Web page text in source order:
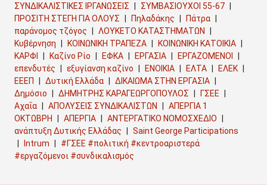
ΣΥΝΔΙΚΑΛΙΣΤΙΚΕΣ ΙΡΓΑΝΩΣΕΙΣ
ΣΥΜΒΑΣΙΟΥΧΟΙ 55-67
ΠΡΟΣΙΤΗ ΣΤΕΓΗ ΓΙΑ ΟΛΟΥΣ
Πηλαδάκης
Πάτρα
παράνομος τζόγος
ΛΟΥΚΕΤΟ ΚΑΤΑΣΤΗΜΑΤΩΝ
Κυβέρνηση
ΚΟΙΝΩΝΙΚΗ ΤΡΑΠΕΖΑ
ΚΟΙΝΩΝΙΚΗ ΚΑΤΟΙΚΙΑ
ΚΑΡΦΙ
Καζίνο Ρίο ΕΦΚΑ ΕΡΓΑΣΙΑ
ΕΡΓΑΖΟΜΕΝΟΙ
επενδυτές
εξυγίανση καζίνο ΕΝΟΙΚΙΑ ΕΛΤΑ
ΕΛΕΚ
ΕΕΕΠ
Δυτική Ελλάδα
ΔΙΚΑΙΩΜΑ ΣΤΗΝ ΕΡΓΑΣΙΑ
Δημόσιο
ΔΗΜΗΤΡΗΣ ΚΑΡΑΓΕΩΡΓΟΠΟΥΛΟΣ
ΓΣΕΕ
Αχαΐα
ΑΠΟΛΥΣΕΙΣ ΣΥΝΔΙΚΑΛΙΣΤΩΝ
ΑΠΕΡΓΙΑ 1
ΟΚΤΩΒΡΗ
ΑΠΕΡΓΙΑ
ΑΝΤΕΡΓΑΤΙΚΟ ΝΟΜΟΣΧΕΔΙΟ
ανάπτυξη Δυτικής Ελλάδας
Saint George Participations
Intrum
#ΓΣΕΕ #πολιτική #κεντροαριστερά
#εργαζόμενοι #συνδικαλισμός